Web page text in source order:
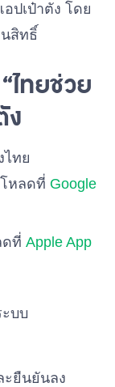
ปเป๋าตัง โดย
นสิทธิ์
ไทยช่วย
ง
ไทย
หลดที่ Google
ดที่ Apple App
บบ
ะยืนยันลง